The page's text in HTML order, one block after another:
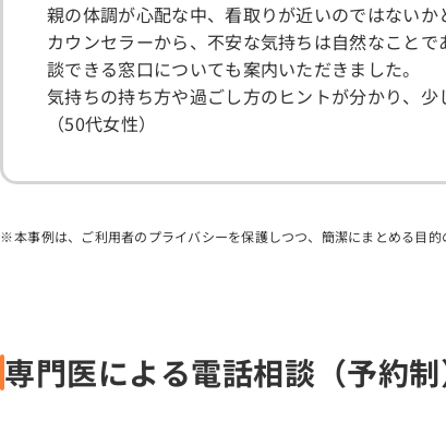
親の体調が心配な中、看取りが近いのではないか
カウンセラーから、不安な気持ちは自然なこと
談できる窓口についても案内いただきました。
気持ちの持ち方や過ごし方のヒントが分かり、少
（50代女性）
本事例は、ご利用者のプライバシーを保護しつつ、簡潔にまとめる目的
専門医による電話相談（予約制